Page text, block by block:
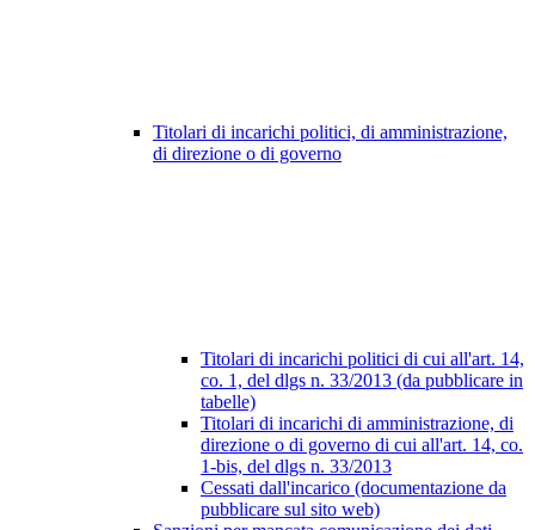
Titolari di incarichi politici, di amministrazione,
di direzione o di governo
Titolari di incarichi politici di cui all'art. 14,
co. 1, del dlgs n. 33/2013 (da pubblicare in
tabelle)
Titolari di incarichi di amministrazione, di
direzione o di governo di cui all'art. 14, co.
1-bis, del dlgs n. 33/2013
Cessati dall'incarico (documentazione da
pubblicare sul sito web)